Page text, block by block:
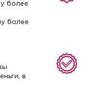
более
более
в